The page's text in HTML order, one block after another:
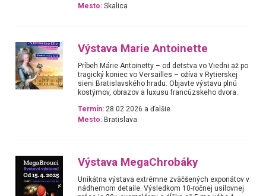
Mesto: Skalica
Výstava Marie Antoinette
Príbeh Márie Antoinetty – od detstva vo Viedni až po
tragický koniec vo Versailles – ožíva v Rytierskej
sieni Bratislavského hradu. Objavte výstavu plnú
kostýmov, obrazov a luxusu francúzskeho dvora.
Termín: 28.02.2026 a ďalšie
Mesto: Bratislava
Výstava MegaChrobáky
Unikátna výstava extrémne zväčšených exponátov v
nádhernom detaile. Výsledkom 10-ročnej usilovnej